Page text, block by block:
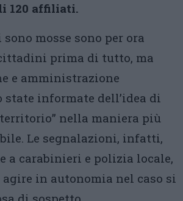
120 affiliati.
mosse sono per ora
cittadini prima di tutto, ma
e amministrazione
state informate dell’idea di
nella maniera più
Le segnalazioni, infatti,
a carabinieri e polizia locale,
agire in autonomia nel caso si